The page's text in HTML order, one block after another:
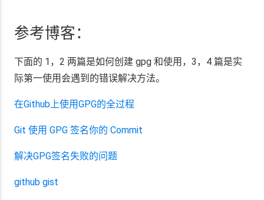
参考博客：
下面的 1，2 两篇是如何创建 gpg 和使用，3，4 篇是实
际第一使用会遇到的错误解决方法。
在Github上使用GPG的全过程
Git 使用 GPG 签名你的 Commit
解决GPG签名失败的问题
github gist